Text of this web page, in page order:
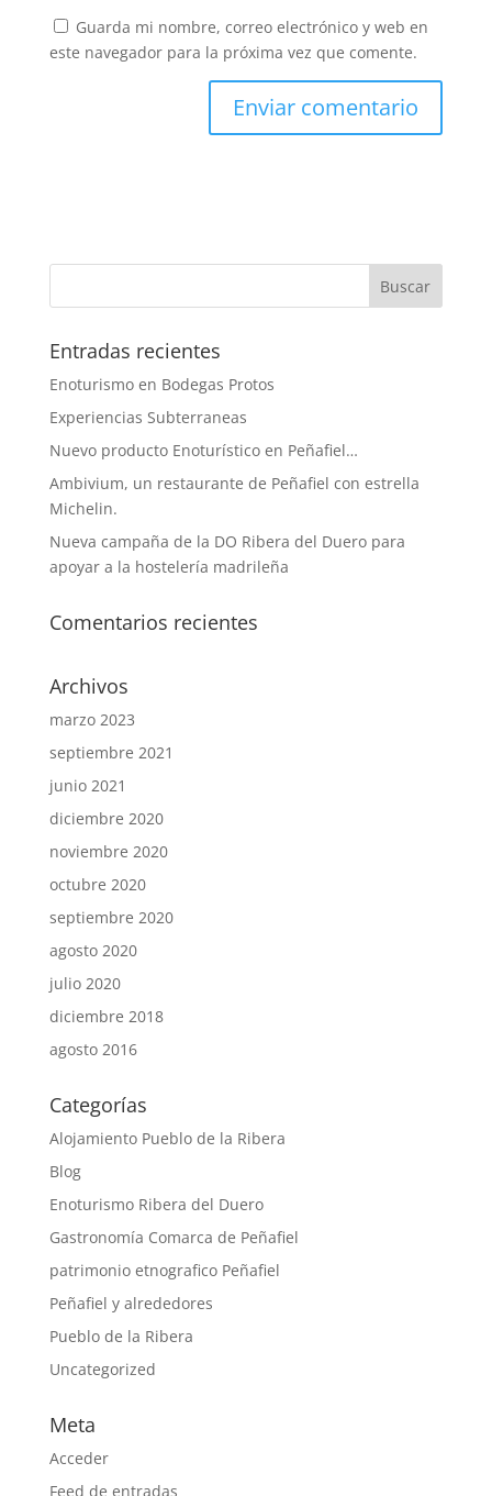
Guarda mi nombre, correo electrónico y web en
este navegador para la próxima vez que comente.
Entradas recientes
Enoturismo en Bodegas Protos
Experiencias Subterraneas
Nuevo producto Enoturístico en Peñafiel…
Ambivium, un restaurante de Peñafiel con estrella
Michelin.
Nueva campaña de la DO Ribera del Duero para
apoyar a la hostelería madrileña
Comentarios recientes
Archivos
marzo 2023
septiembre 2021
junio 2021
diciembre 2020
noviembre 2020
octubre 2020
septiembre 2020
agosto 2020
julio 2020
diciembre 2018
agosto 2016
Categorías
Alojamiento Pueblo de la Ribera
Blog
Enoturismo Ribera del Duero
Gastronomía Comarca de Peñafiel
patrimonio etnografico Peñafiel
Peñafiel y alrededores
Pueblo de la Ribera
Uncategorized
Meta
Acceder
Feed de entradas